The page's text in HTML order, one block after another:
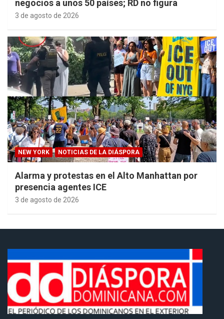
negocios a unos 50 países; RD no figura
3 de agosto de 2026
NEW YORK NOTICIAS DE LA DIÁSPORA
Alarma y protestas en el Alto Manhattan por
presencia agentes ICE
3 de agosto de 2026